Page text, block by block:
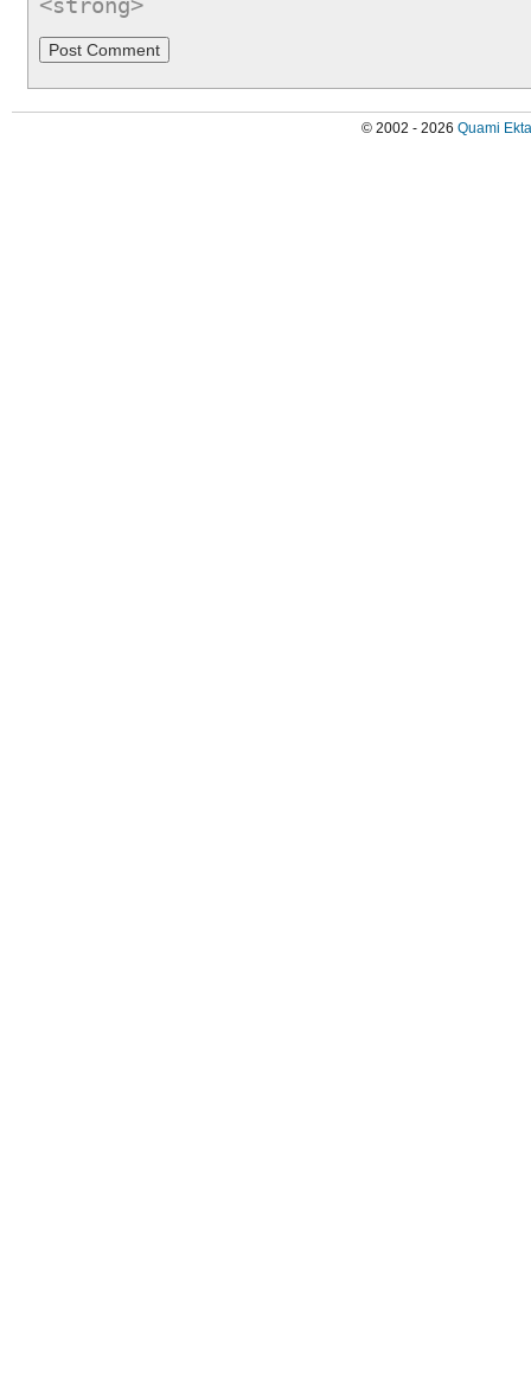
© 2002 - 2026 Quami